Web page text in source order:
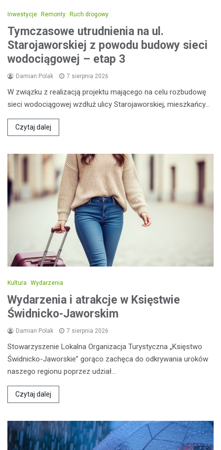
Inwestycje Remonty Ruch drogowy
Tymczasowe utrudnienia na ul.
Starojaworskiej z powodu budowy sieci
wodociągowej – etap 3
Damian Polak 7 sierpnia 2026
W związku z realizacją projektu mającego na celu rozbudowę
sieci wodociągowej wzdłuż ulicy Starojaworskiej, mieszkańcy…
Czytaj dalej
Kultura Wydarzenia
Wydarzenia i atrakcje w Księstwie
Świdnicko-Jaworskim
Damian Polak 7 sierpnia 2026
Stowarzyszenie Lokalna Organizacja Turystyczna „Księstwo
Świdnicko-Jaworskie” gorąco zachęca do odkrywania uroków
naszego regionu poprzez udział…
Czytaj dalej